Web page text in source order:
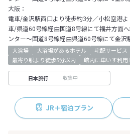
大阪：
電車/金沢駅西口より徒歩約3分／小松空港
車/県道60号線経由国道8号線にて福井方面
ンター～国道8号線経由県道60号線にて金沢
大浴場 大浴場があるホテル 宅配サービス
最寄り駅より徒歩5分以内
館内に車いす利用
日本旅行 収集中
JR＋宿泊プラン